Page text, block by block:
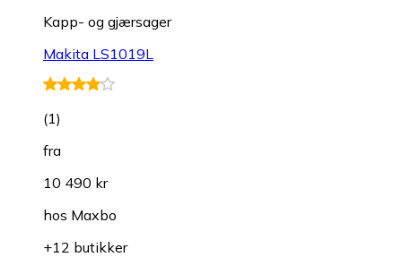
Kapp- og gjærsager
Makita LS1019L
(1)
fra
10 490 kr
hos Maxbo
+12 butikker